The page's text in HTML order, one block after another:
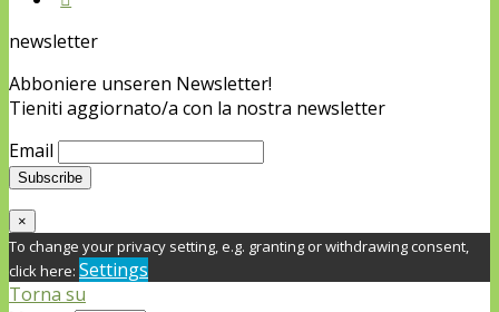
newsletter
Abboniere unseren Newsletter!
Tieniti aggiornato/a con la nostra newsletter
Email
×
To change your privacy setting, e.g. granting or withdrawing consent,
click here: Settings
Torna su